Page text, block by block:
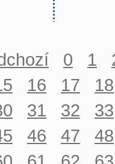
0 1
16 17
18
31 32
33
46 47
48